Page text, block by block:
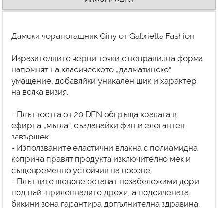
Дамски чорапогащник Giny от Gabriella Fashion
Изразителните черни точки с неправилна форма
напомнят на класическото „далматинско“
умащение, добавяйки уникален шик и характер
на всяка визия.
- Плътността от 20 DEN обгръща краката в
ефирна „мъгла“, създавайки фин и елегантен
завършек.
- Използваните еластични влакна с полиамидна
коприна правят продукта изключително мек и
същевременно устойчив на носене.
- Плътните шевове остават незабележими дори
под най-прилепналите дрехи, а подсилената
бикини зона гарантира допълнителна здравина.